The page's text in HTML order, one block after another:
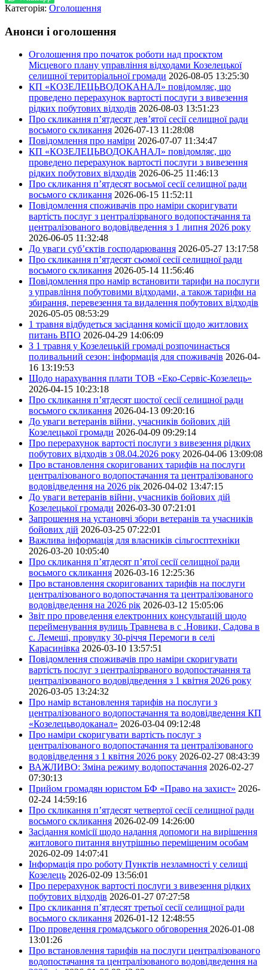
Категорія: Оголошення
Анонси і оголошення
Оголошення про початок роботи над проєктом
Місцевого плану управління відходами Козелецької
селищної територіальної громади 2026-08-05 13:25:30
КП «КОЗЕЛЕЦЬВОДОКАНАЛ» повідомляє, що
проведено перерахунок вартості послуги з вивезення
рідких побутових відходів 2026-08-03 13:51:23
Про скликання п’ятдесят дев’ятої сесії селищної ради
восьмого скликання 2026-07-13 11:28:08
Повідомлення про наміри 2026-07-07 11:34:47
КП «КОЗЕЛЕЦЬВОДОКАНАЛ» повідомляє, що
проведено перерахунок вартості послуги з вивезення
рідких побутових відходів 2026-06-25 11:46:13
Про скликання п’ятдесят восьмої сесії селищної ради
восьмого скликання 2026-06-15 11:52:11
Повідомлення споживачів про наміри скоригувати
вартість послуг з централізрваного водопостачання та
централізованого водовідведення з 1 липня 2026 року
2026-06-05 11:32:48
До уваги суб’єктів господарювання 2026-05-27 13:17:58
Про скликання п’ятдесят сьомої сесії селищної ради
восьмого скликання 2026-05-14 11:56:46
Повідомлення про намір встановити тарифи на послуги
з управління побутовими відходами, а також тарифи на
збирання, перевезення та видалення побутових відходів
2026-05-05 08:53:29
1 травня відбудеться засідання комісії щодо житлових
питань ВПО 2026-04-29 14:06:09
З 1 травня у Козелецькій громаді розпочинається
поливальний сезон: інформація для споживачів 2026-04-
16 13:19:53
Щодо нарахування плати ТОВ «Еко-Сервіс-Козелець»
2026-04-15 10:23:18
Про скликання п’ятдесят шостої сесії селищної ради
восьмого скликання 2026-04-13 09:20:16
До уваги ветеранів війни, учасників бойових дій
Козелецької громади 2026-04-09 09:29:14
Про перерахунок вартості послуги з вивезення рідких
побутових відходів з 08.04.2026 року 2026-04-06 13:09:08
Про встановлення скоригованих тарифів на послуги
централізованого водопостачання та централізованого
водовідведення на 2026 рік 2026-04-02 13:47:15
До уваги ветеранів війни, учасників бойових дій
Козелецької громади 2026-03-30 07:21:01
Запрошення на установчі збори ветеранів та учасників
бойових дій 2026-03-25 07:22:01
Важлива інформація для власників сільгосптехніки
2026-03-20 10:05:40
Про скликання п’ятдесят п’ятої сесії селищної ради
восьмого скликання 2026-03-16 12:25:36
Про встановлення скоригованих тарифів на послуги
централізованого водопостачання та централізованого
водовідведення на 2026 рік 2026-03-12 15:05:06
Звіт про проведення електронних консультацій щодо
перейменування вулиць Травнева в с .Новики, Садова в
с. Лемеші, провулку 30-річчя Перемоги в селі
Карасинівка 2026-03-10 13:57:51
Повідомлення споживачів про наміри скоригувати
вартість послуг з централізрваного водопостачання та
централізованого водовідведення з 1 квітня 2026 року
2026-03-05 13:24:32
Про намір встановлення тарифів на послуги з
централізованого водопостачання та водовідведення КП
«Козелецьводоканал» 2026-03-04 09:12:48
Про наміри скоригувати вартість послуг з
централізованого водопостачання та централізованого
водовідведення з 1 квітня 2026 року 2026-02-27 08:43:39
ВАЖЛИВО: Зміна режиму водопостачання 2026-02-27
07:30:13
Прийом громадян юристом БФ «Право на захист» 2026-
02-24 14:59:16
Про скликання п’ятдесят четвертої сесії селищної ради
восьмого скликання 2026-02-09 14:26:00
Засідання комісії щодо надання допомоги на вирішення
житлового питання внутрішньо переміщеним особам
2026-02-09 14:07:41
Інформація про роботу Пунктів незламності у селищі
Козелець 2026-02-09 13:56:01
Про перерахунок вартості послуги з вивезення рідких
побутових відходів 2026-01-27 07:27:58
Про скликання п’ятдесят третьої сесії селищної ради
восьмого скликання 2026-01-12 12:48:55
Про проведення громадського обговорення 2026-01-08
13:01:26
Про встановлення тарифів на послуги централізованого
водопостачання та централізованого водовідведення на